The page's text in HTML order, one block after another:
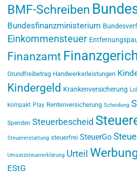
BMF-Schreiben
Bundesfinanzministerium
Einkommensteuer
Finanzamt
Grundfreibetrag Handwerkerleistungen
Kindergeld Krankenversicherung
kompakt Play Rentenversicherung Scheidung
Spenden Steuerbescheid
Steuererstattung steuerfrei SteuerGo
Umsatzsteuererklärung Urteil
EStG